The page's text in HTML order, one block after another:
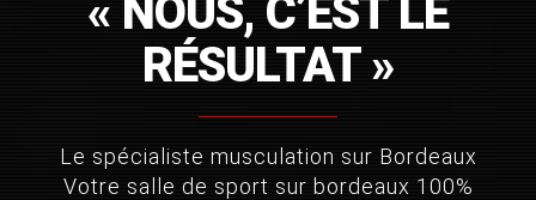
« NOUS, C’EST LE
RÉSULTAT »
Le spécialiste musculation sur Bordeaux
Votre salle de sport sur bordeaux 100%